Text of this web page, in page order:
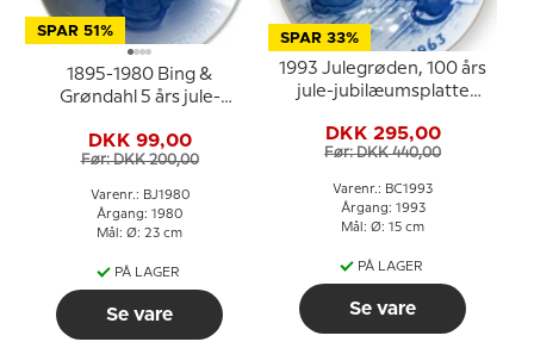
SPAR 51%
1895-1980 Bing &
Grøndahl 5 års jule-
DKK 99,00
Før: DKK 200,00
Varenr.: BJ1980
Årgang: 1980
Mål: Ø: 23 cm
PÅ LAGER
Se vare
SPAR 33%
1993 Julegrøden, 100 års
jule-jubilæumsplatte
DKK 295,00
Før: DKK 440,00
Varenr.: BC1993
Årgang: 1993
Mål: Ø: 15 cm
PÅ LAGER
Se vare